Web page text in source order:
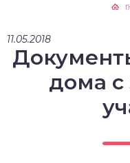
11.05.2018
дома